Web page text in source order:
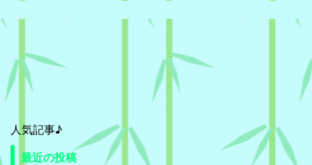
人気記事♪
最近の投稿